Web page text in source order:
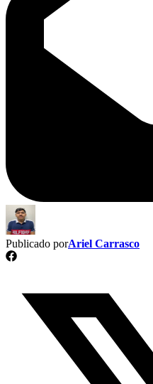
Publicado porAriel Carrasco